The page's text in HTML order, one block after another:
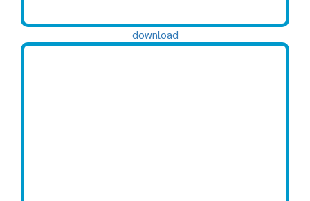
download